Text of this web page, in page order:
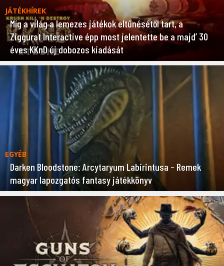
JÁTÉKHÍREK
Míg a világ a lemezes játékok eltűnésétől tart, a
Ziggurat Interactive épp most jelentette be a majd’ 30
éves KKnD új dobozos kiadását
EGYÉB
Darken Bloodstone: Arcytaryum Labirintusa – Remek
magyar lapozgatós fantasy játékkönyv